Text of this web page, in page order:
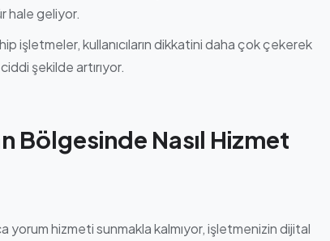
hale geliyor.
işletmeler, kullanıcıların dikkatini daha çok çekerek
şekilde artırıyor.
Bölgesinde Nasıl Hizmet
yorum hizmeti sunmakla kalmıyor, işletmenizin dijital